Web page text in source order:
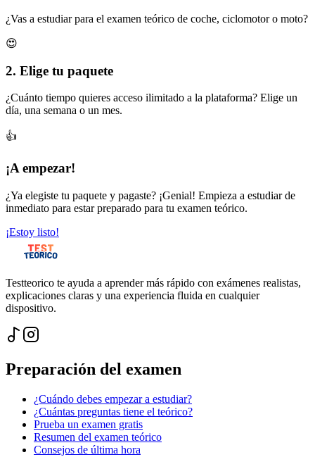
¿Vas a estudiar para el examen teórico de coche, ciclomotor o moto?
😍
2. Elige tu paquete
¿Cuánto tiempo quieres acceso ilimitado a la plataforma? Elige un
día, una semana o un mes.
👍
¡A empezar!
¿Ya elegiste tu paquete y pagaste? ¡Genial! Empieza a estudiar de
inmediato para estar preparado para tu examen teórico.
¡Estoy listo!
Testteorico te ayuda a aprender más rápido con exámenes realistas,
explicaciones claras y una experiencia fluida en cualquier
dispositivo.
Preparación del examen
¿Cuándo debes empezar a estudiar?
¿Cuántas preguntas tiene el teórico?
Prueba un examen gratis
Resumen del examen teórico
Consejos de última hora